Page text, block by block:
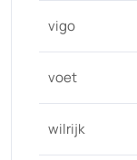
vigo
voet
wilrijk